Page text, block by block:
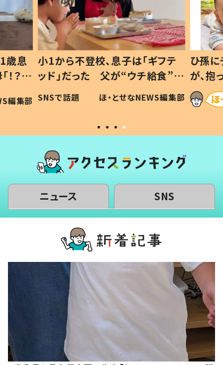
歳息
？」
編集部
小1から不登校、息子は「ギフテ
ッド」だった 父が“ウチ給食”を
作り続ける理由とは #令和の親
#令和の子
SNSで話題 ほ・とせなNEWS編集部
ひ孫
が、
「涙が
い」
ニュース SNS